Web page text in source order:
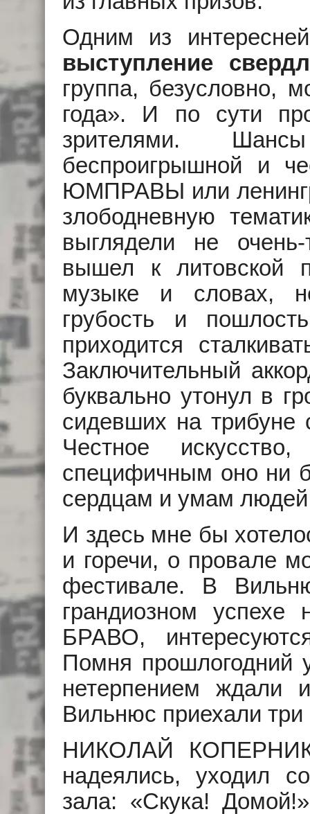
Одним из
выступление
группа, безусловно,
года». И по сути
зрителями.
беспроигрышной и
ЮМПРАВЫ или
злободневную
выглядели не
вышел к литовской
музыке и словах,
грубость и
приходится
Заключительный
буквально утонул в
сидевших на
Честное
специфичным оно ни
сердцам и умам
И здесь мне бы
и горечи, о провале
фестивале. В
грандиозном
БРАВО,
Помня прошлогодний
нетерпением
Вильнюс приехали три
НИКОЛАЙ КОПЕРНИК,
надеялись, уходил
зала: «Скука!